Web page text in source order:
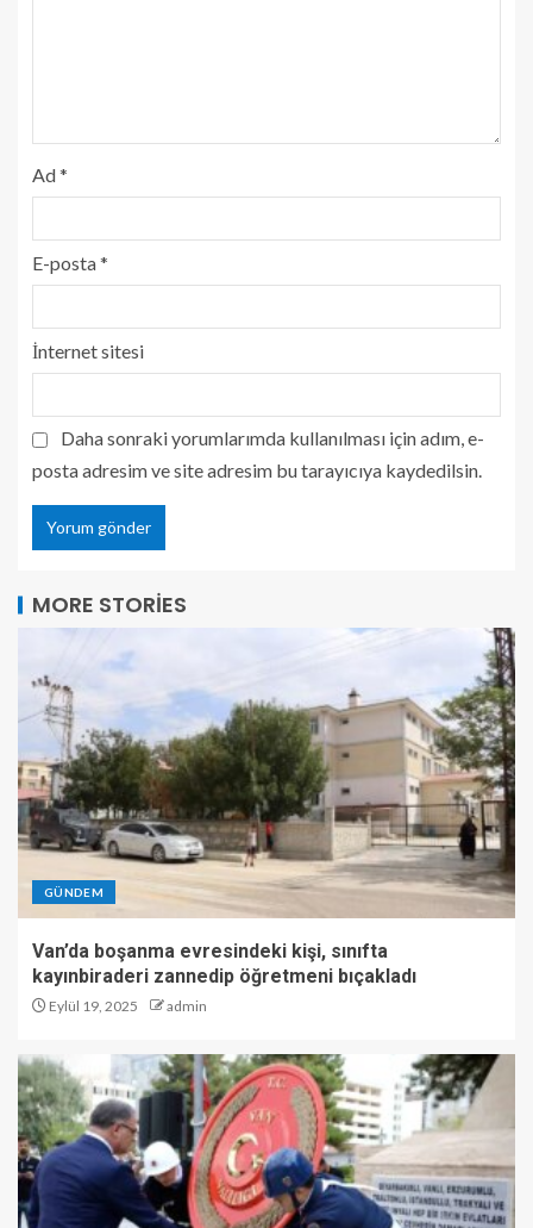
Ad*
E-posta*
İnternet sitesi
Daha sonraki yorumlarımda kullanılması için adım, e-
posta adresim ve site adresim bu tarayıcıya kaydedilsin.
MORE STORIES
GÜNDEM
Van’da boşanma evresindeki kişi, sınıfta
kayınbiraderi zannedip öğretmeni bıçakladı
Eylül 19, 2025 admin